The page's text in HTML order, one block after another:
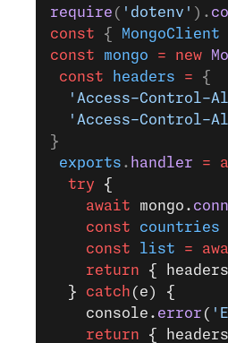
require ( 'dotenv' ).
const { MongoClient
const mongo = new
const headers = {
'Access-Control-
'Access-Control-
}
exports . handler =
  try
{
    await
mongo.
    const
countries
    const
list =
    return
{
  }
catch (e) {
    console.
error (
    return
{